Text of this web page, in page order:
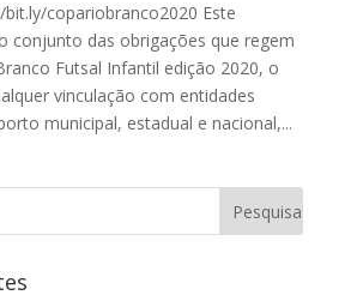
copariobranco2020 Este
conjunto das obrigações que regem
Futsal Infantil edição 2020, o
vinculação com entidades
municipal, estadual e nacional,...